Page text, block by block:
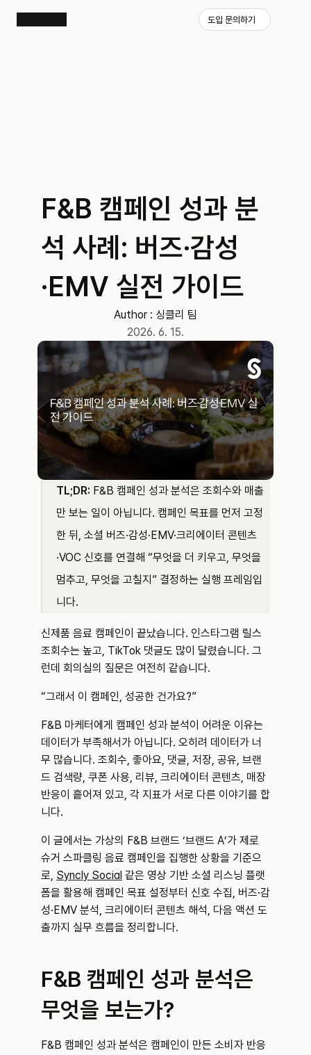
도입 문의하기
F&B 캠페인 성과 분
석 사례: 버즈·감성
·EMV 실전 가이드
Author : 싱클리 팀
2026. 6. 15.
TL;DR: F&B 캠페인 성과 분석은 조회수와 매출
만 보는 일이 아닙니다. 캠페인 목표를 먼저 고정
한 뒤, 소셜 버즈·감성·EMV·크리에이터 콘텐츠
·VOC 신호를 연결해 “무엇을 더 키우고, 무엇을
멈추고, 무엇을 고칠지” 결정하는 실행 프레임입
니다.
신제품 음료 캠페인이 끝났습니다. 인스타그램 릴스
조회수는 높고, TikTok 댓글도 많이 달렸습니다. 그
런데 회의실의 질문은 여전히 같습니다.
“그래서 이 캠페인, 성공한 건가요?”
F&B 마케터에게 캠페인 성과 분석이 어려운 이유는
데이터가 부족해서가 아닙니다. 오히려 데이터가 너
무 많습니다. 조회수, 좋아요, 댓글, 저장, 공유, 브랜
드 검색량, 쿠폰 사용, 리뷰, 크리에이터 콘텐츠, 매장
반응이 흩어져 있고, 각 지표가 서로 다른 이야기를 합
니다.
이 글에서는 가상의 F&B 브랜드 ‘브랜드 A’가 제로
슈거 스파클링 음료 캠페인을 집행한 상황을 기준으
로, Syncly Social 같은 영상 기반 소셜 리스닝 플랫
폼을 활용해 캠페인 목표 설정부터 신호 수집, 버즈·감
성·EMV 분석, 크리에이터 콘텐츠 해석, 다음 액션 도
출까지 실무 흐름을 정리합니다.
F&B 캠페인 성과 분석은
무엇을 보는가?
F&B 캠페인 성과 분석은 캠페인이 만든 소비자 반응